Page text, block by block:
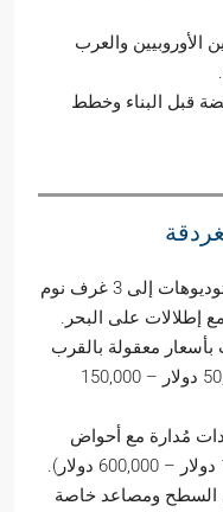
الأوروبيين والعرب
قبل البناء وخطط
استوديوهات إلى 3 غرف نوم
بأسعار معقولة بالقرب
من الأسواق ووسائل النقل (50,000 دولار – 150,000
مُدارة مع أحواض
ومصاعد خاصة